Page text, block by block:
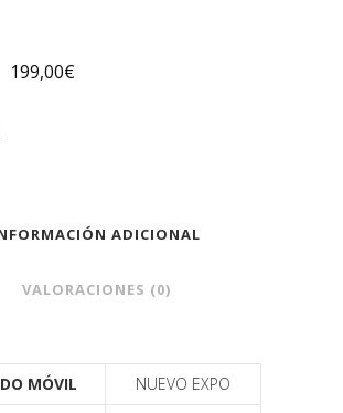
199,00€
ADICIONAL
VALORACIONES (0)
MÓVIL
NUEVO EXPO